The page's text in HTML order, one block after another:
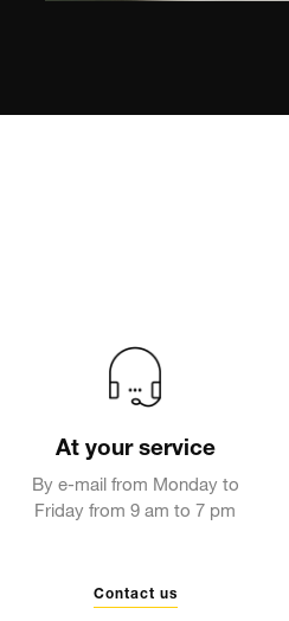
At your service
By e-mail from Monday to
Friday from 9 am to 7 pm
Contact us